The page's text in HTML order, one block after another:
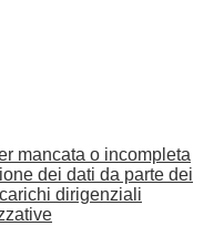
mancata o incompleta
dei dati da parte dei
dirigenziali